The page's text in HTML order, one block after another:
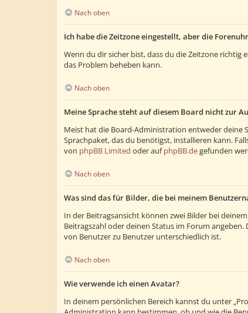
Nach oben
Ich habe die Zeitzone eingestellt, aber die
Wenn du dir sicher bist, dass du die Zeitzone
das Problem beheben kann.
Nach oben
Meine Sprache steht auf diesem Board nicht zur
Meist hat die Board-Administration entweder deine
Sprachpaket, das du benötigst, installieren kann.
von phpBB Limited oder aufphpBB.degefunden
Nach oben
Was sind das für Bilder, die bei meinem
In der Beitragsansicht können zwei Bilder bei
Beitragszahl oder deinen Status im Forum angeben.
von Benutzer zu Benutzer unterschiedlich ist.
Nach oben
Wie verwende ich einen Avatar?
In deinem persönlichen Bereich kannst du unter